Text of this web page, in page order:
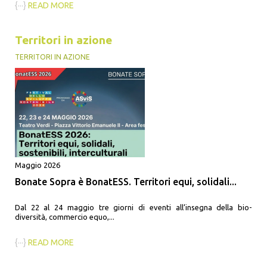
{···} READ MORE
Territori in azione
TERRITORI IN AZIONE
Maggio 2026
Bonate Sopra è BonatESS. Territori equi, solidali...
Dal 22 al 24 maggio tre giorni di eventi all’insegna della bio-
diversità, commercio equo,...
{···} READ MORE